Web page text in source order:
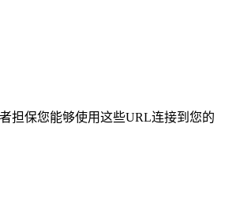
担保您能够使用这些URL连接到您的